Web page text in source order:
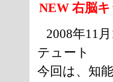
NEW 右脳
2008年11
テュート
今回は、知